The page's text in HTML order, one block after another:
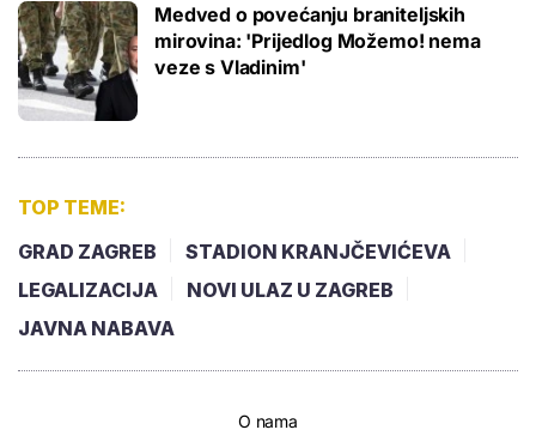
Medved o povećanju braniteljskih
mirovina: 'Prijedlog Možemo! nema
veze s Vladinim'
TOP TEME:
GRAD ZAGREB
STADION KRANJČEVIĆEVA
LEGALIZACIJA
NOVI ULAZ U ZAGREB
JAVNA NABAVA
O nama